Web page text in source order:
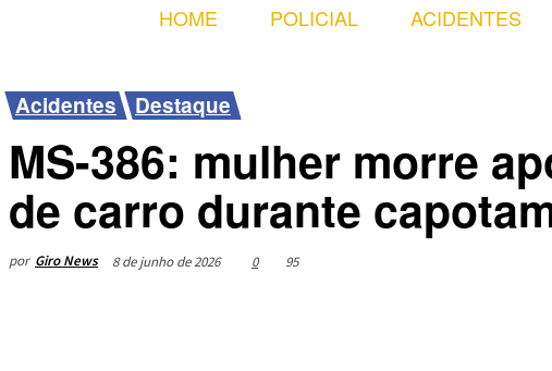
HOME POLICIAL ACIDENTES
Acidentes Destaque
MS-386: mulher morre
de carro durante
por Giro News 8 de junho de 2026 0 95